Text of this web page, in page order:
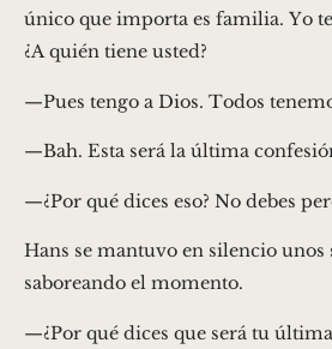
único que importa es familia. Yo
¿A quién tiene usted?
—Pues tengo a Dios. Todos
—Bah. Esta será la última
—¿Por qué dices eso? No debes
Hans se mantuvo en silencio unos
saboreando el momento.
—¿Por qué dices que será tu